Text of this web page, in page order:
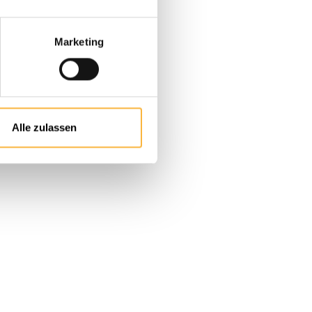
Marketing
Alle zulassen
oder benutze die Schaltflächen